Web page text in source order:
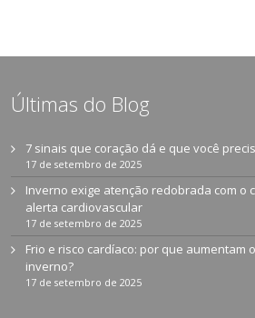
Últimas do Blog
7 sinais que coração dá e que você
17 de setembro de 2025
Inverno exige atenção redobrada com o
alerta cardiovascular
17 de setembro de 2025
Frio e risco cardíaco: por que aumentam
inverno?
17 de setembro de 2025